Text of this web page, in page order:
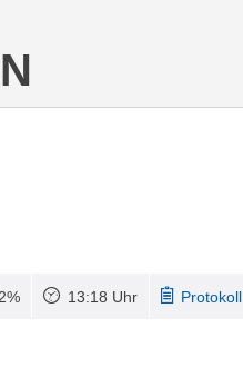
13:18 Uhr Protokoll